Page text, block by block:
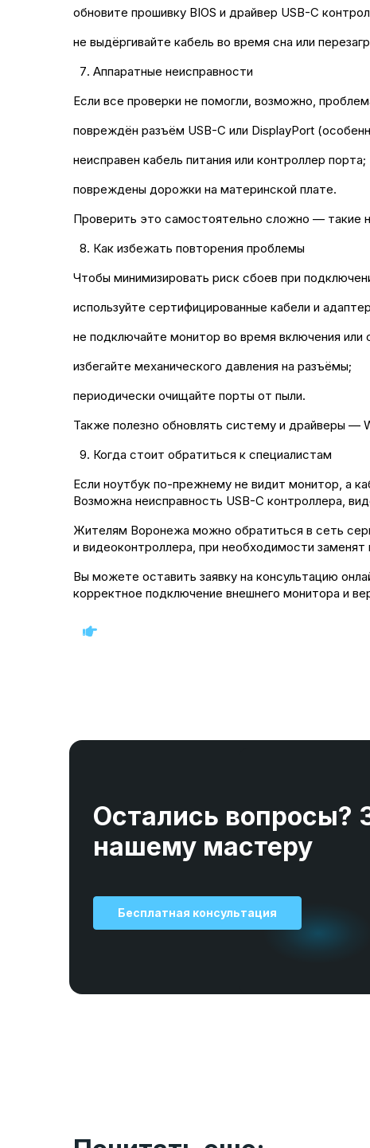
обновите прошивку BIOS и драйвер USB-C
не выдёргивайте кабель во время сна или
Аппаратные неисправности
Если все проверки не помогли, возможно,
повреждён разъём USB-C или DisplayPort
неисправен кабель питания или контроллер порта;
повреждены дорожки на материнской плате.
Проверить это самостоятельно сложно — такие
Как избежать повторения проблемы
Чтобы минимизировать риск сбоев при
используйте сертифицированные кабели и
не подключайте монитор во время включения или
избегайте механического давления на разъёмы;
периодически очищайте порты от пыли.
Также полезно обновлять систему и драйверы —
Когда стоит обратиться к специалистам
Если ноутбук по-прежнему не видит монитор, а
Возможна неисправность USB-C контроллера,
Жителям Воронежа можно обратиться в сеть
и видеоконтроллера, при необходимости
Вы можете оставить заявку на консультацию
корректное подключение внешнего монитора и
Остались вопросы?
нашему мастеру
Бесплатная консультация